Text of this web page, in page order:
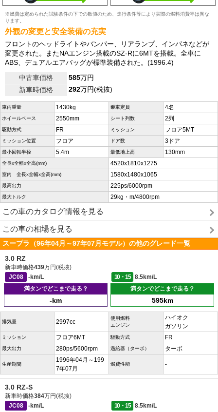
※燃費は定められた試験条件の下での数値のため、走行条件等により実際の燃料消費率は異な
ります。
外観の変更と安全装備の充実
フロントのヘッドライトやバンパー、リアランプ、インパネなどが
変更された。またNAエンジン搭載のSZ-Rに6MTを搭載。全車に
ABS、デュアルエアバッグが標準装備された。(1996.4)
中古車価格
585万円
新車時価格
292万円(税抜)
車両重量 1430kg 乗車定員 4名
ホイールベース 2550mm シート列数 2列
駆動方式 FR ミッション フロア5MT
ミッション位置 フロア ドア数 3ドア
最小回転半径 5.4m 最低地上高 130mm
全長x全幅x全高(mm) 4520x1810x1275
室内 全長x全幅x全高(mm) 1580x1480x1065
最高出力 225ps/6000rpm
最大トルク 29kg・m/4800rpm
この車のカタログ情報を見る
この車の相場を見る
スープラ（96年04月～97年07月モデル）の他のグレード一覧
3.0 RZ
新車時価格439万円(税抜)
JC08
-km/L 10・15
8.5km/L
満タンでどこまで走る？
-km
満タンでどこまで走る？
595km
排気量 2997cc
使用燃料
エンジン
ハイオク
ガソリン
ミッション フロア6MT 駆動方式 FR
最大出力 280ps/5600rpm 過給器（ターボ） ターボ
生産期間
1996年04月～199
7年07月
燃費性能 -
3.0 RZ-S
新車時価格384万円(税抜)
JC08
-km/L 10・15
8.5km/L